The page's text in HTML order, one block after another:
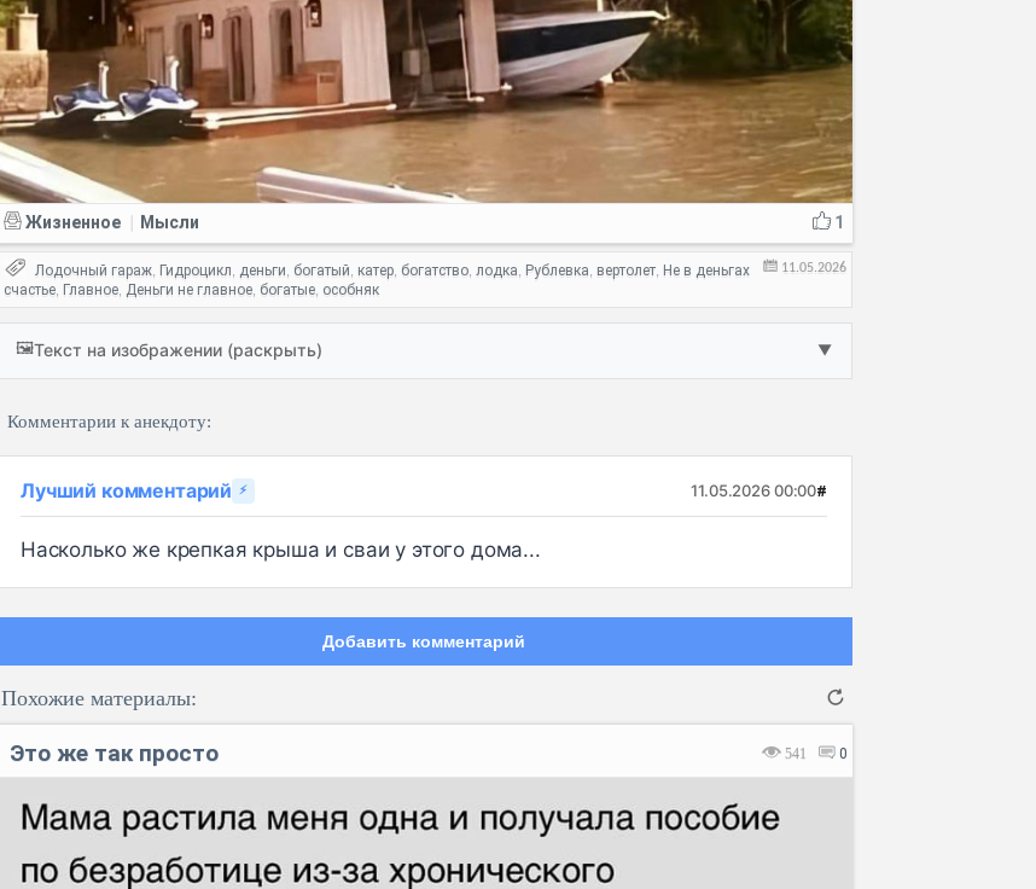
1
Жизненное Мысли
11.05.2026
Лодочный гараж, Гидроцикл, деньги, богатый, катер, богатство, лодка, Рублевка, вертолет, Не в деньгах
счастье, Главное, Деньги не главное, богатые, особняк
🖼️Текст на изображении (раскрыть) ▼
Комментарии к анекдоту:
Лучший комментарий ⚡ 11.05.2026 00:00#
Насколько же крепкая крыша и сваи у этого дома...
Добавить комментарий
Код:
Похожие материалы:
541 0
Это же так просто